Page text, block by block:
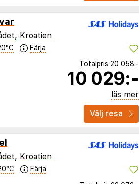
, Kroatien
Färja
Totalpris 20 058:-
10 029:-
läs mer
Välj resa
, Kroatien
Färja